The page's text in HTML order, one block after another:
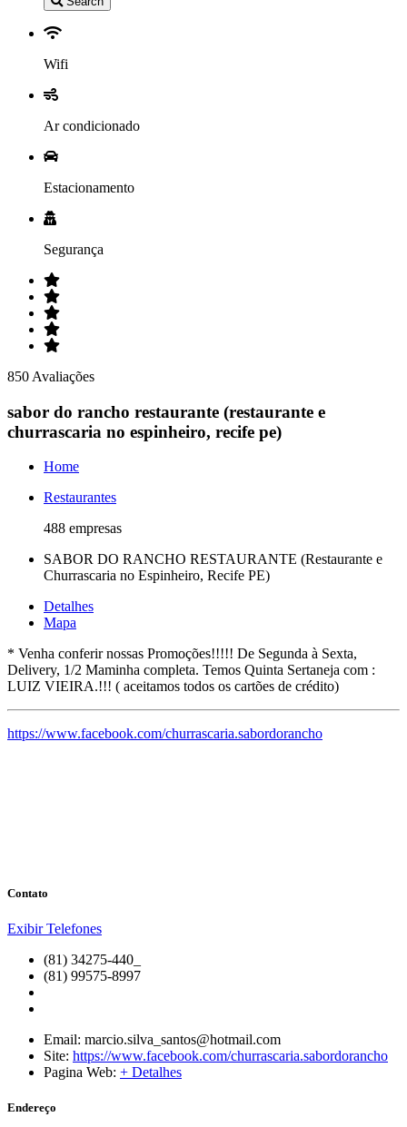
Wifi
Ar condicionado
Estacionamento
Segurança
850 Avaliações
sabor do rancho restaurante (restaurante e
churrascaria no espinheiro, recife pe)
Home
Restaurantes
488 empresas
SABOR DO RANCHO RESTAURANTE (Restaurante e
Churrascaria no Espinheiro, Recife PE)
Detalhes
Mapa
* Venha conferir nossas Promoções!!!!! De Segunda à Sexta,
Delivery, 1/2 Maminha completa. Temos Quinta Sertaneja com :
LUIZ VIEIRA.!!! ( aceitamos todos os cartões de crédito)
https://www.facebook.com/churrascaria.sabordorancho
Contato
Exibir Telefones
(81) 34275-440_
(81) 99575-8997
Email: marcio.silva_santos@hotmail.com
Site: https://www.facebook.com/churrascaria.sabordorancho
Pagina Web: + Detalhes
Endereço